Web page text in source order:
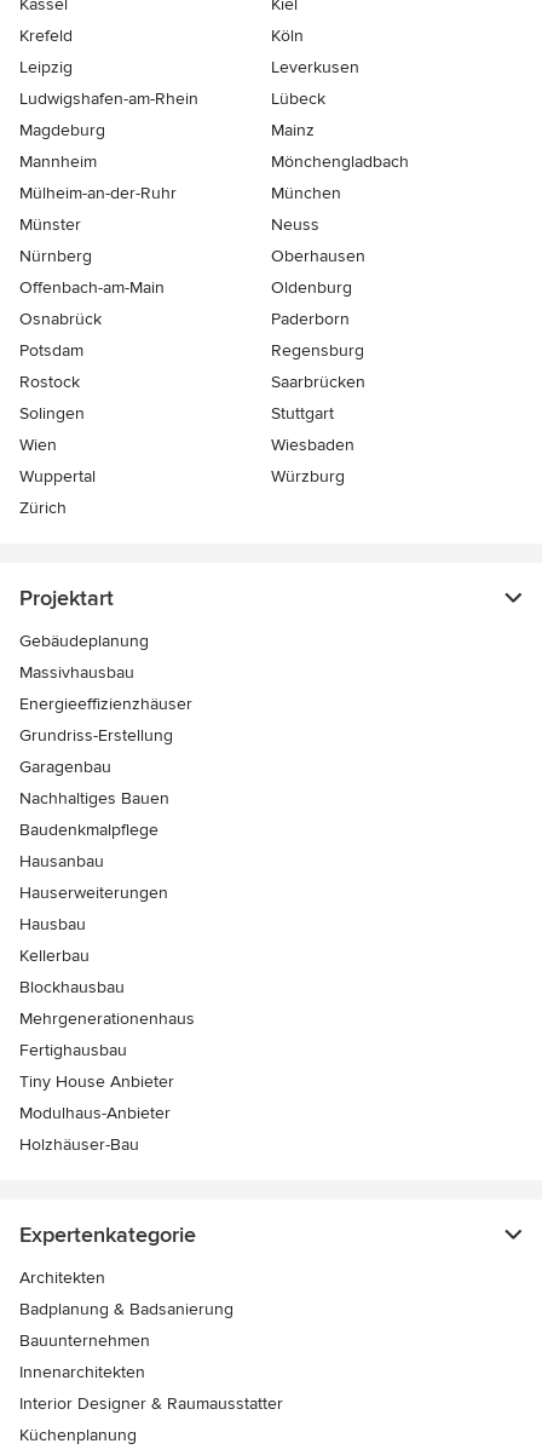
Kassel
Kiel
Krefeld
Köln
Leipzig
Leverkusen
Ludwigshafen-am-Rhein
Lübeck
Magdeburg
Mainz
Mannheim
Mönchen­gladbach
Mülheim-an-der-Ruhr
München
Münster
Neuss
Nürnberg
Oberhausen
Offenbach-am-Main
Oldenburg
Osnabrück
Paderborn
Potsdam
Regensburg
Rostock
Saarbrücken
Solingen
Stuttgart
Wien
Wiesbaden
Wuppertal
Würzburg
Zürich
Projektart
Gebäudeplanung
Massivhausbau
Energieeffizienzhäuser
Grundriss-Erstellung
Garagenbau
Nachhaltiges Bauen
Baudenkmalpflege
Hausanbau
Hauserweiterungen
Hausbau
Kellerbau
Blockhausbau
Mehrgenerationenhaus
Fertighausbau
Tiny House Anbieter
Modulhaus-Anbieter
Holzhäuser-Bau
Expertenkategorie
Architekten
Badplanung & Badsanierung
Bauunternehmen
Innenarchitekten
Interior Designer & Raumausstatter
Küchenplanung